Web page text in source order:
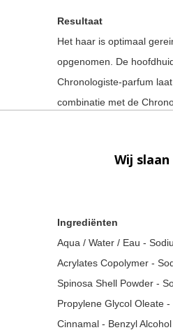
Resultaat
Het haar is optimaal
opgenomen. De
Chronologiste-parfum
combinatie met de
Stap 1. Breng de
Ingrediënten
Aqua / Water / Eau -
Acrylates Copolymer -
Spinosa Shell Powder -
Propylene Glycol Oleate
Cinnamal - Benzyl
Wij